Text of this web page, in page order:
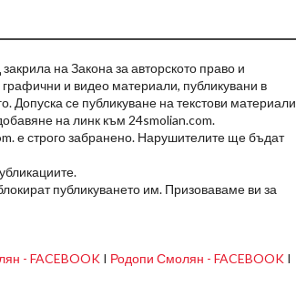
на Закона за авторското право и
и видео материали, публикувани в
Допуска се публикуване на текстови материали
на линк към 24smolian.com.
е строго забранено. Нарушителите ще бъдат
публикуването им. Призоваваме ви за
- FACEBOOK I Родопи Смолян - FACEBOOK I